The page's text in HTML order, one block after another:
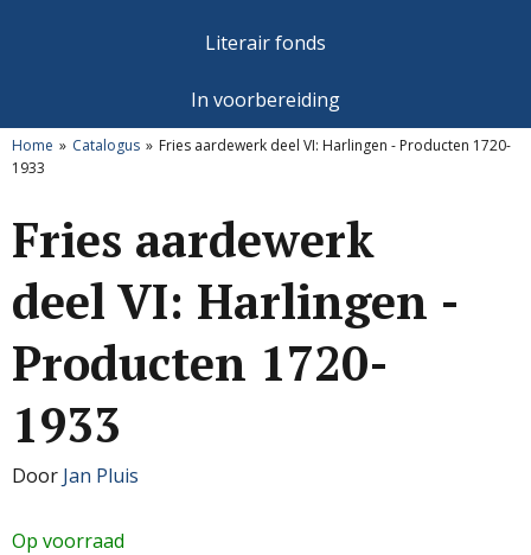
Literair fonds
In voorbereiding
Home Catalogus
Fries aardewerk deel VI: Harlingen - Producten 1720-
1933
Fries aardewerk
deel VI: Harlingen -
Producten 1720-
1933
Door Jan Pluis
Op voorraad